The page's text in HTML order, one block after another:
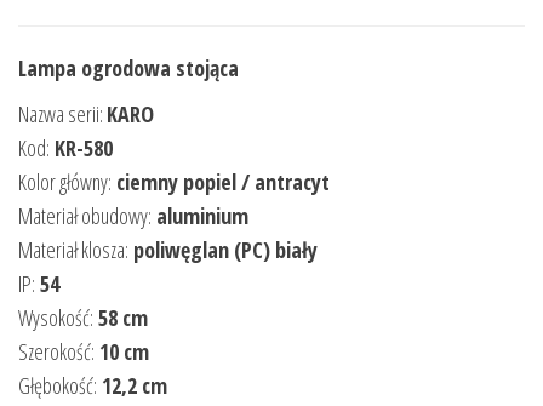
Lampa ogrodowa stojąca
Nazwa serii: KARO
Kod: KR-580
Kolor główny: ciemny popiel / antracyt
Materiał obudowy: aluminium
Materiał klosza: poliwęglan (PC) biały
IP: 54
Wysokość: 58 cm
Szerokość: 10 cm
Głębokość: 12,2 cm